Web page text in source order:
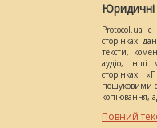
Protocol.ua
сторінках
тексти,
аудіо, інші
сторінках
пошуковими
копіювання,
Повний